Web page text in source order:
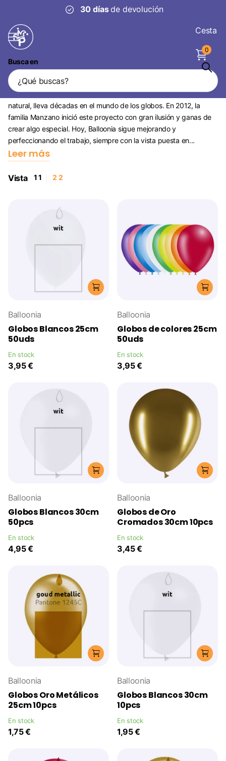
30 díasde devolución
Busca en
Cesta
0
Balloonia
Balloonia, fabricante e impresor de globos de látex de caucho
natural, lleva décadas en el mundo de los globos. En 2012, la
familia Manzano inició este proyecto con gran ilusión y ganas de
crear algo especial. Hoy, Balloonia sigue mejorando y
perfeccionando el trabajo, siempre con la vista puesta en...
Leer más
Vista 11 2 2
Balloonia
Globos Blancos 25cm
50uds
En stock
3,95 €
Balloonia
Globos de colores 25cm
50uds
En stock
3,95 €
Balloonia
Globos Blancos 30cm
50pcs
En stock
4,95 €
Balloonia
Globos de Oro
Cromados 30cm 10pcs
En stock
3,45 €
Balloonia
Globos Oro Metálicos
25cm 10pcs
En stock
1,75 €
Balloonia
Globos Blancos 30cm
10pcs
En stock
1,95 €